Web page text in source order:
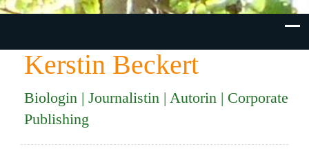
Kerstin Beckert
Biologin | Journalistin | Autorin | Corporate
Publishing